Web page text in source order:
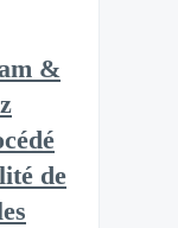
&
de